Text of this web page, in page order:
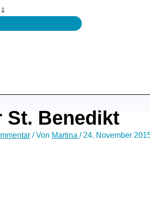
St. Benedikt
/ Von Martina / 24. November